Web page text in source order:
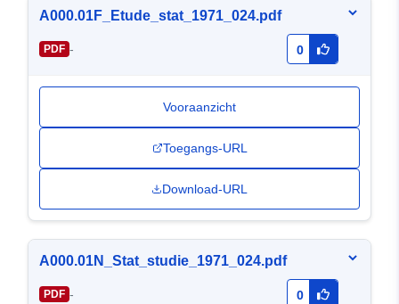
A000.01F_Etude_stat_1971_024.pdf
PDF - 0
Vooraanzicht
Toegangs-URL
Download-URL
A000.01N_Stat_studie_1971_024.pdf
PDF - 0